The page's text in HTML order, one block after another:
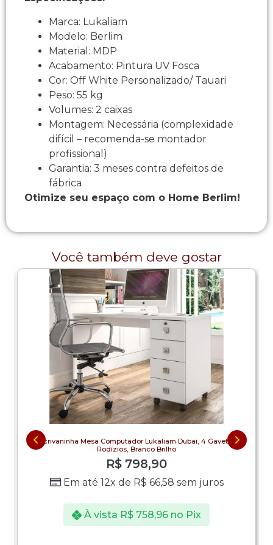
Marca: Lukaliam
Modelo: Berlim
Material: MDP
Acabamento: Pintura UV Fosca
Cor: Off White Personalizado/ Tauari
Peso: 55 kg
Volumes: 2 caixas
Montagem: Necessária (complexidade
difícil – recomenda-se montador
profissional)
Garantia: 3 meses contra defeitos de
fábrica
Otimize seu espaço com o Home Berlim!
Você também deve gostar
Escrivaninha Mesa Computador Lukaliam Dubai, 4 Gavetas,
Rodízios, Branco Brilho
R$ 798,90
Em até 12x de R$ 66,58 sem juros
À vista R$ 758,96 no Pix